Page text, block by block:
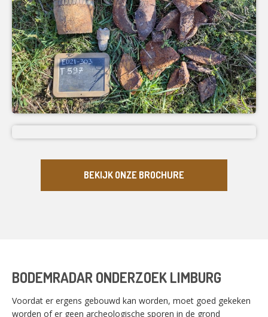
BEKIJK ONZE BROCHURE
BODEMRADAR ONDERZOEK LIMBURG
Voordat er ergens gebouwd kan worden, moet goed gekeken
worden of er geen archeologische sporen in de grond